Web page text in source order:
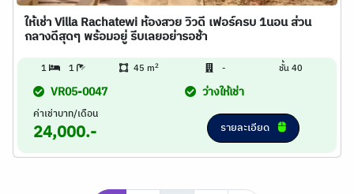
ให้เช่า Villa Rachatewi ห้องสวย วิวดี เฟอร์ครบ 1นอน ส่วน
กลางดีสุดๆ พร้อมอยู่ รีบเลยอย่ารอช้า
1 1 45 m2 - ชั้น 40
VR05-0047 ว่างให้เช่า
ค่าเช่าบาท/เดือน
24,000.- รายละเอียด